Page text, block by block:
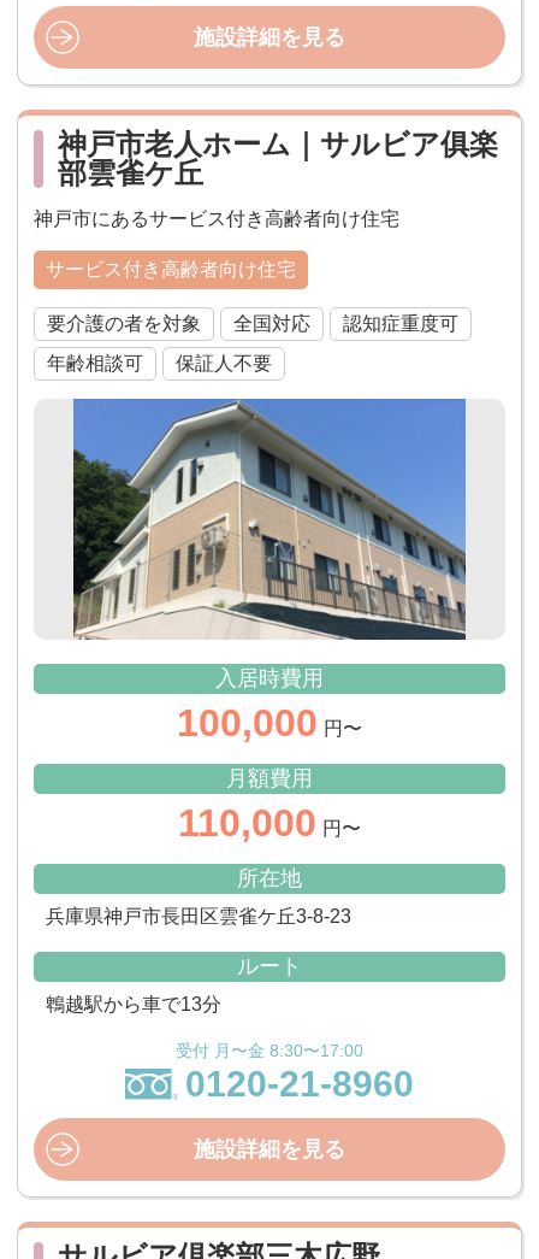
施設詳細を見る
神戸市老人ホーム｜サルビア俱楽
部雲雀ケ丘
神戸市にあるサービス付き高齢者向け住宅
サービス付き高齢者向け住宅
要介護の者を対象 全国対応
認知症重度可
年齢相談可
保証人不要
入居時費用
100,000 円〜
月額費用
110,000 円〜
所在地
兵庫県神戸市長田区雲雀ケ丘3-8-23
ルート
鵯越駅から車で13分
受付 月〜金 8:30〜17:00
0120-21-8960
施設詳細を見る